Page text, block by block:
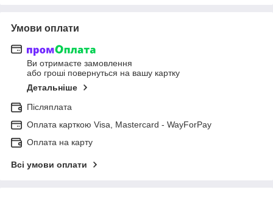
Умови оплати
Ви отримаєте замовлення
або гроші повернуться на вашу картку
Детальніше
Післяплата
Оплата карткою Visa, Mastercard - WayForPay
Оплата на карту
Всі умови оплати